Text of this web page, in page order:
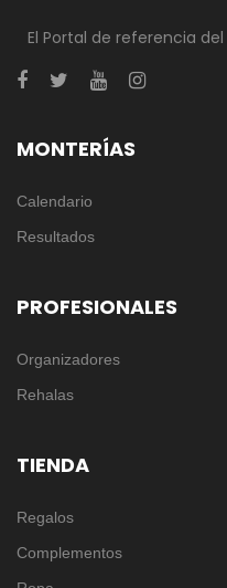
El Portal de referencia
MONTERÍAS
Calendario
Resultados
PROFESIONALES
Organizadores
Rehalas
TIENDA
Regalos
Complementos